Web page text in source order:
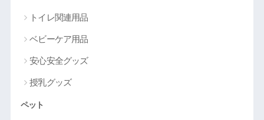
トイレ関連用品
ベビーケア用品
安心安全グッズ
授乳グッズ
ペット